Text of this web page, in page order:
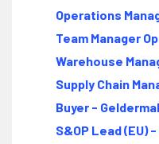
Operations
Team Manager
Warehouse
Supply Chain
Buyer -
S&OP Lead (EU)